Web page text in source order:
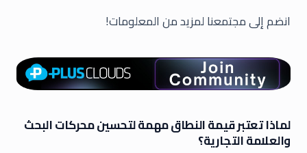
انضم إلى مجتمعنا لمزيد من المعلومات!
لماذا تعتبر قيمة النطاق مهمة لتحسين محركات البحث
والعلامة التجارية؟